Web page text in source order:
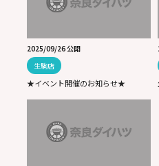
2025/09/26 公開
生駒店
★イベント開催のお知らせ★